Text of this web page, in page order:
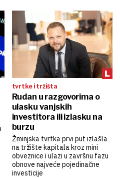
tvrtke i tržišta
Rudan u razgovorima o
ulasku vanjskih
investitora ili izlasku na
burzu
Žminjska tvrtka prvi put izlašla
na tržište kapitala kroz mini
obveznice i ulazi u završnu fazu
obnove najveće pojedinačne
investicije